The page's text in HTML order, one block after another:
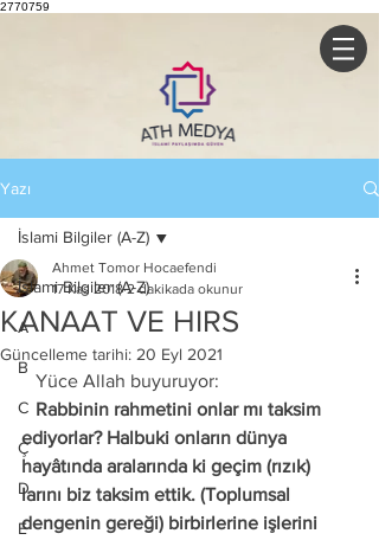
2770759
Yazı
İslami Bilgiler (A-Z)
A
B
C
Ç
D
E
İslami Bilgiler (A-Z)
KANAAT VE HIRS
Ahmet Tomor Hocaefendi
17 Kas 2018 2 dakikada okunur
Güncelleme tarihi: 20 Eyl 2021
   Yüce Allah buyuruyor:
   Rabbinin rahmetini onlar mı taksim
ediyorlar? Halbuki onların dünya
hayâtında aralarında ki geçim (rızık)
larını biz taksim ettik. (Toplumsal
dengenin gereği) birbirlerine işlerini